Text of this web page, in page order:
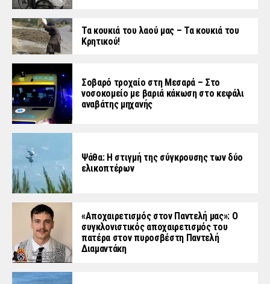
Τα κουκιά του λαού μας – Τα κουκιά του
Κρητικού!
Σοβαρό τροχαίο στη Μεσαρά – Στο
νοσοκομείο με βαριά κάκωση στο κεφάλι
αναβάτης μηχανής
Ψάθα: Η στιγμή της σύγκρουσης των δύο
ελικοπτέρων
«Aποχαιρετισμός στον Παντελή μας»: Ο
συγκλονιστικός αποχαιρετισμός του
πατέρα στον πυροσβέστη Παντελή
Διαμαντάκη